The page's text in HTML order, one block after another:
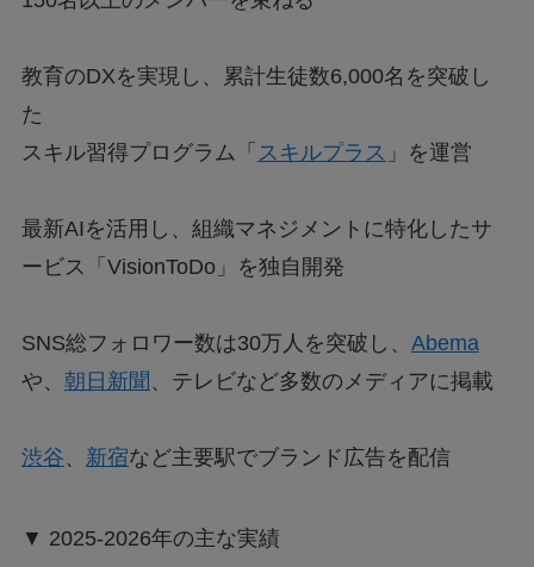
教育のDXを実現し、累計生徒数6,000名を突破し
た
スキル習得プログラム「 スキルプラス 」を運営
最新AIを活用し、組織マネジメントに特化したサ
ービス「VisionToDo」を独自開発
SNS総フォロワー数は30万人を突破し、 Abema
や、 朝日新聞 、テレビなど多数のメディアに掲載
渋谷、 新宿など主要駅でブランド広告を配信
▼ 2025-2026年の主な実績